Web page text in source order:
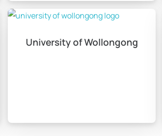
University of Wollongong